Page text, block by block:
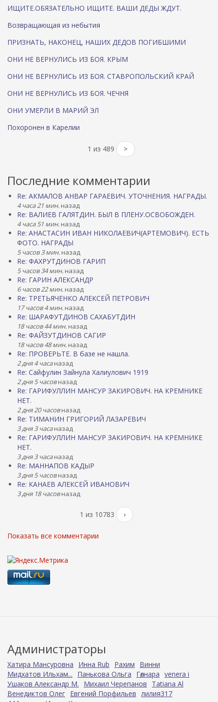
ИЩИТЕ.ОБЯЗАТЕЛЬНО ИЩИТЕ. ВАШИ ДЕДЫ ЖДУТ.
Возвращающая из небытия
ПРИЗНАТЬ, НАКОНЕЦ, НАШИХ ДЕДОВ ПОГИБШИМИ
ОНИ НЕ ВЕРНУЛИСЬ ИЗ БОЯ. КРЫМ
ОНИ НЕ ВЕРНУЛИСЬ ИЗ БОЯ. СТАВРОПОЛЬСКИЙ КРАЙ
ОНИ НЕ ВЕРНУЛИСЬ ИЗ БОЯ. ЧЕЧНЯ
ОНИ УМЕРЛИ В МАРИЙ ЭЛ
Похоронен в Карелии
1 из 489 >
Последние комментарии
Re: АКМАЛОВ АНВАР ГАРАЕВИЧ. УТОЧНЕНИЯ. НАГРАДЫ.
4 часа 21 мин. назад
Re: ВАЛИЕВ ГАЛЯТДИН. БЫЛ В ПЛЕНУ.ОСВОБОЖДЕН.
4 часа 51 мин. назад
Re: АНАСТАСИН ИВАН НИКОЛАЕВИЧ(АРТЕМОВИЧ). ЕСТЬ
ФОТО. НАГРАДЫ
5 часов 3 мин. назад
Re: ФАХРУТДИНОВ ГАРИП
5 часов 34 мин. назад
Re: ГАРИН АЛЕКСАНДР
6 часов 22 мин. назад
Re: ТРЕТЬЯЧЕНКО АЛЕКСЕЙ ПЕТРОВИЧ
17 часов 4 мин. назад
Re: ШАРАФУТДИНОВ САХАБУТДИН
18 часов 44 мин. назад
Re: ФАЙЗУТДИНОВ САГИР
18 часов 48 мин. назад
Re: ПРОВЕРЬТЕ. В базе не нашла.
2 дня 4 часаназад
Re: Сайфулин Зайнула Халиулович 1919
2 дня 5 часовназад
Re: ГАРИФУЛЛИН МАНСУР ЗАКИРОВИЧ. НА КРЕМНИКЕ
НЕТ.
2 дня 20 часовназад
Re: ТИМАНИН ГРИГОРИЙ ЛАЗАРЕВИЧ
3 дня 3 часаназад
Re: ГАРИФУЛЛИН МАНСУР ЗАКИРОВИЧ. НА КРЕМНИКЕ
НЕТ.
3 дня 3 часаназад
Re: МАННАПОВ КАДЫР
3 дня 5 часовназад
Re: КАНАЕВ АЛЕКСЕЙ ИВАНОВИЧ
3 дня 18 часовназад
1 из 10783 ›
Показать все комментарии
Администраторы
Хатира Мансуровна Инна Rub Рахим
Винни
Мидхатов Ильхам...
Панькова Ольга Гөлнара venera i
Ушаков Александр М.
Михаил Черепанов
Tatiana Al
Венедиктов Олег Евгений Порфильев лилия317